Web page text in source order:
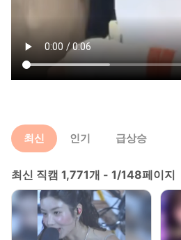
최신 인기 급상승
최신 직캠 1,771개 - 1/148페이지